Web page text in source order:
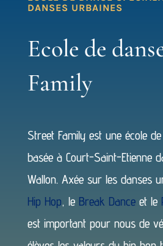
DANSES URBAINES
Ecole de
Family
Street Family est une école
basée à Court-Saint-Etienne
Wallon. Axée sur les danses
Hip Hop, le Break Danceet le
est important pour nous de